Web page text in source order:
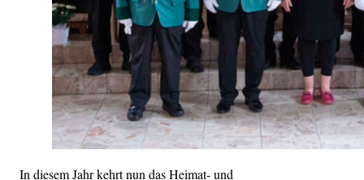
In diesem Jahr kehrt nun das Heimat- und